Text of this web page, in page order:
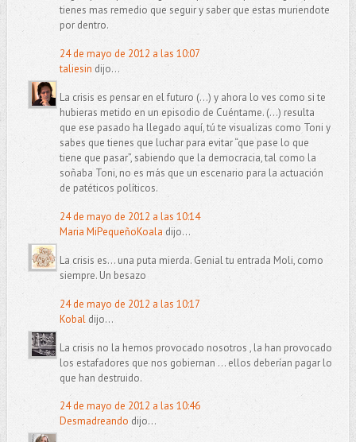
tienes mas remedio que seguir y saber que estas muriendote
por dentro.
24 de mayo de 2012 a las 10:07
taliesin dijo...
La crisis es pensar en el futuro (...) y ahora lo ves como si te
hubieras metido en un episodio de Cuéntame. (...) resulta
que ese pasado ha llegado aquí, tú te visualizas como Toni y
sabes que tienes que luchar para evitar “que pase lo que
tiene que pasar”, sabiendo que la democracia, tal como la
soñaba Toni, no es más que un escenario para la actuación
de patéticos políticos.
24 de mayo de 2012 a las 10:14
Maria MiPequeñoKoala dijo...
La crisis es... una puta mierda. Genial tu entrada Moli, como
siempre. Un besazo
24 de mayo de 2012 a las 10:17
Kobaldijo...
La crisis no la hemos provocado nosotros , la han provocado
los estafadores que nos gobiernan ... ellos deberían pagar lo
que han destruido.
24 de mayo de 2012 a las 10:46
Desmadreando dijo...